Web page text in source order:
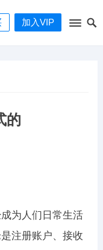
加入VIP
的
为人们日常生活
注册账户、接收